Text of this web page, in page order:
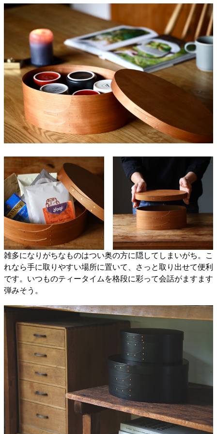
雑多になりがちなものはつい奥の方に隠してしまいがち。こ
れなら手に取りやすい場所に置いて、さっと取り出せて便利
です。いつものティータイムを格段に彩って会話がますます
弾みそう。